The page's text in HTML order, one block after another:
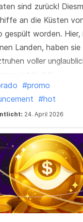
sind zurück!
an die Küsten
gespült worden. Hier,
Landen, haben sie
voller
entdeckt!
#promo
#hot
24. April 2026